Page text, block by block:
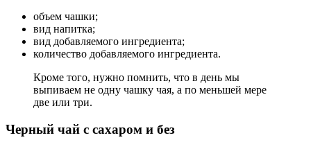
объем чашки;
вид напитка;
вид добавляемого ингредиента;
количество добавляемого ингредиента.
Кроме того, нужно помнить, что в день мы
выпиваем не одну чашку чая, а по меньшей мере
две или три.
Черный чай с сахаром и без